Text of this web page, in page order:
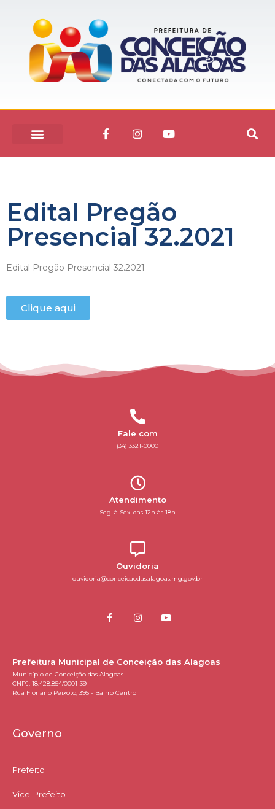
Edital Pregão
Presencial 32.2021
Edital Pregão Presencial 32.2021
Clique aqui
Fale com
(34) 3321-0000
Atendimento
Seg. à Sex. das 12h às 18h
Ouvidoria
ouvidoria@conceicaodasalagoas.mg.gov.br
Prefeitura Municipal de Conceição das Alagoas
Município de Conceição das Alagoas
CNPJ: 18.428.854/0001-39
Rua Floriano Peixoto, 395 - Bairro Centro
Governo
Prefeito
Vice-Prefeito